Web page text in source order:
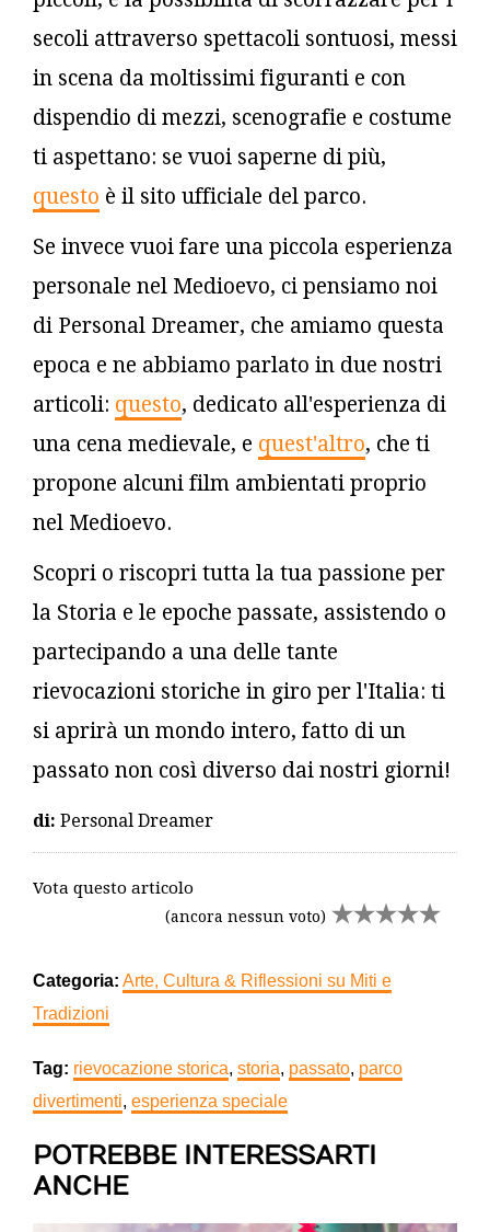
secoli attraverso spettacoli sontuosi, messi
in scena da moltissimi figuranti e con
dispendio di mezzi, scenografie e costume
ti aspettano: se vuoi saperne di più,
questo è il sito ufficiale del parco.
Se invece vuoi fare una piccola esperienza
personale nel Medioevo, ci pensiamo noi
di Personal Dreamer, che amiamo questa
epoca e ne abbiamo parlato in due nostri
articoli: questo, dedicato all'esperienza di
una cena medievale, e quest'altro, che ti
propone alcuni film ambientati proprio
nel Medioevo.
Scopri o riscopri tutta la tua passione per
la Storia e le epoche passate, assistendo o
partecipando a una delle tante
rievocazioni storiche in giro per l'Italia: ti
si aprirà un mondo intero, fatto di un
passato non così diverso dai nostri giorni!
di: Personal Dreamer
Vota questo articolo
(ancora nessun voto)
Categoria: Arte, Cultura & Riflessioni su Miti e
Tradizioni
Tag: rievocazione storica, storia, passato, parco
divertimenti, esperienza speciale
POTREBBE INTERESSARTI
ANCHE